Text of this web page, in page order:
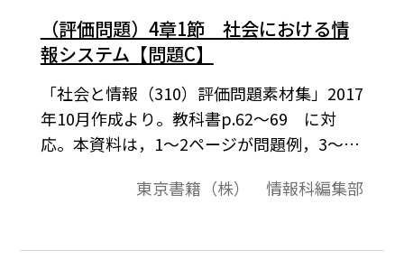
（評価問題）4章1節 社会における情
報システム【問題C】
「社会と情報（310）評価問題素材集」2017
年10月作成より。教科書p.62～69 に対
応。本資料は，1～2ページが問題例，3～4
評価問題の素材として，編集加工してご利
東京書籍（株） 情報科編集部